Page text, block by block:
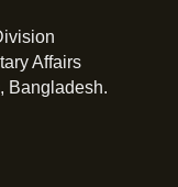
Affairs
Bangladesh.